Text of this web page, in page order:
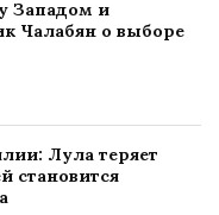
Западом и
Чалабян о выборе
Лула теряет
становится